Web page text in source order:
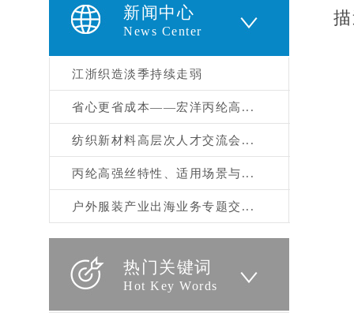
新闻中心
News Center
江浙织造淡季持续走弱
省心更省成本——宏洋丙纶高...
纺织新材料高层次人才交流会...
丙纶高强丝特性、适用场景与...
户外服装产业出海业务专题交...
热门关键词
Hot Key Words